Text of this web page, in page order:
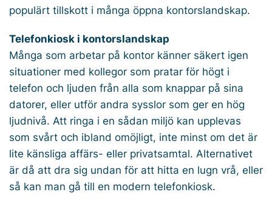
populärt tillskott i många öppna kontorslandskap.
Telefonkiosk i kontorslandskap
Många som arbetar på kontor känner säkert igen
situationer med kollegor som pratar för högt i
telefon och ljuden från alla som knappar på sina
datorer, eller utför andra sysslor som ger en hög
ljudnivå. Att ringa i en sådan miljö kan upplevas
som svårt och ibland omöjligt, inte minst om det är
lite känsliga affärs- eller privatsamtal. Alternativet
är då att dra sig undan för att hitta en lugn vrå, eller
så kan man gå till en modern telefonkiosk.